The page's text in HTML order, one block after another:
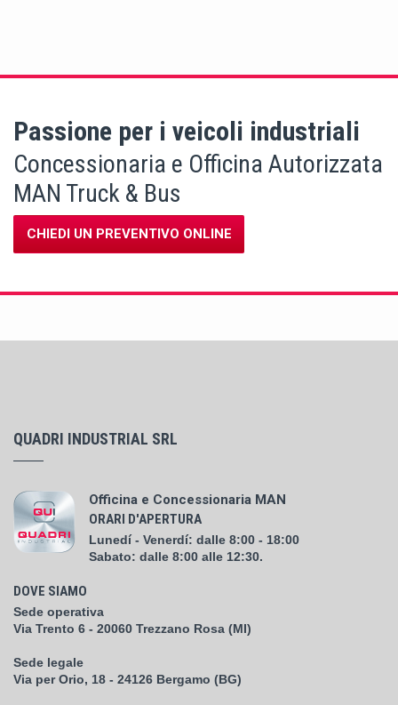
Passione per i veicoli industriali
Concessionaria e Officina Autorizzata
MAN Truck & Bus
CHIEDI UN PREVENTIVO ONLINE
QUADRI INDUSTRIAL SRL
Officina e Concessionaria MAN
ORARI D'APERTURA
Lunedí - Venerdí: dalle 8:00 - 18:00
Sabato: dalle 8:00 alle 12:30.
DOVE SIAMO
Sede operativa
Via Trento 6 - 20060 Trezzano Rosa (MI)
Sede legale
Via per Orio, 18 - 24126 Bergamo (BG)